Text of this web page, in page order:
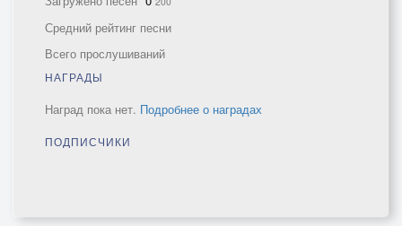
Средний рейтинг песни
Всего прослушиваний
НАГРАДЫ
Наград пока нет. Подробнее о наградах
ПОДПИСЧИКИ